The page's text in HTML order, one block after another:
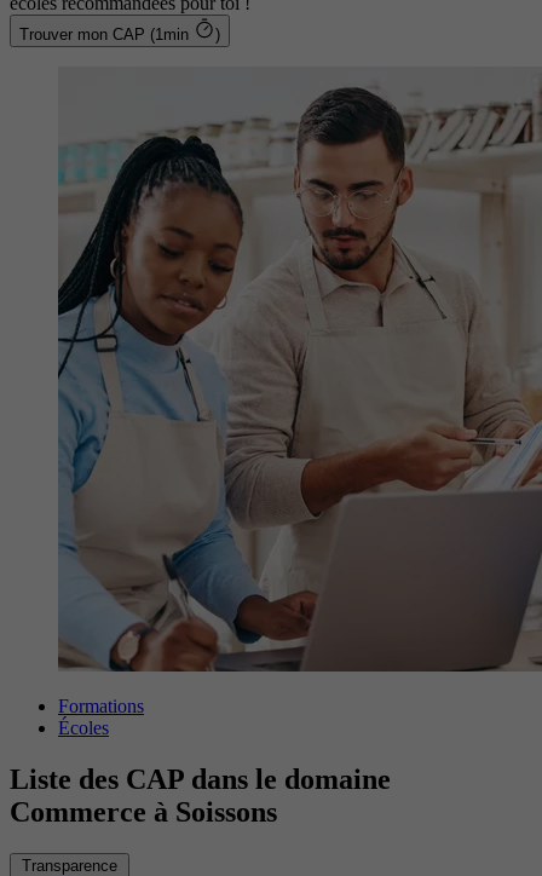
Trouver mon CAP (1min )
Formations
Écoles
Liste des CAP dans le domaine
Commerce à Soissons
Transparence